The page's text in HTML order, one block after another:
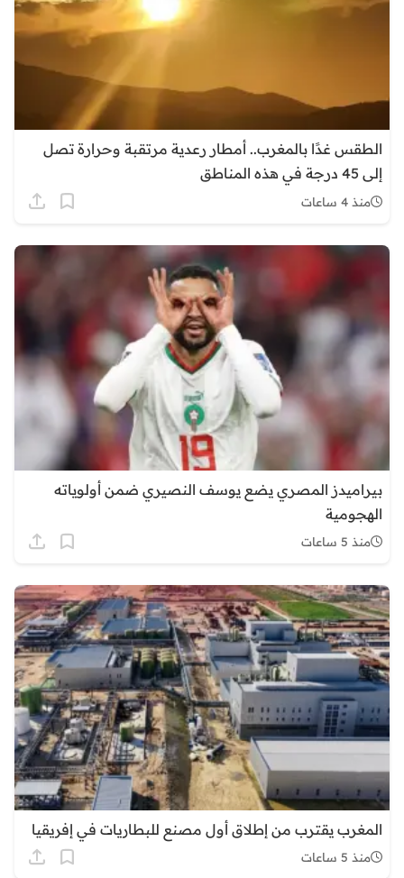
الطقس غدًا بالمغرب.. أمطار رعدية مرتقبة وحرارة تصل
إلى 45 درجة في هذه المناطق
منذ 4 ساعات
بيراميدز المصري يضع يوسف النصيري ضمن أولوياته
الهجومية
منذ 5 ساعات
المغرب يقترب من إطلاق أول مصنع للبطاريات في إفريقيا
منذ 5 ساعات